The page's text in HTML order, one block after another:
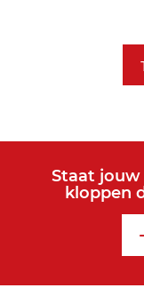
Staat
kloppen